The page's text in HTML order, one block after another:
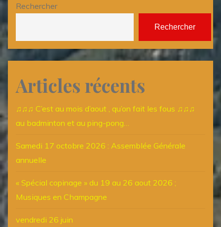
Rechercher
Rechercher
Articles récents
♫♫♫ C’est au mois d’aout , qu’on fait les fous ♫♫♫
au badminton et au ping-pong…
Samedi 17 octobre 2026 : Assemblée Générale
annuelle
« Spécial copinage » du 19 au 26 aout 2026 ;
Musiques en Champagne
vendredi 26 juin